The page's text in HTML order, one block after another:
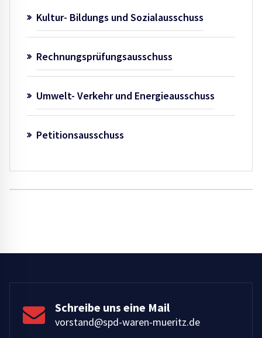
Kultur- Bildungs und Sozialausschuss
Rechnungsprüfungsausschuss
Umwelt- Verkehr und Energieausschuss
Petitionsausschuss
Schreibe uns eine Mail
vorstand@spd-waren-mueritz.de